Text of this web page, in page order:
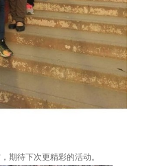
期待下次更精彩的活动。